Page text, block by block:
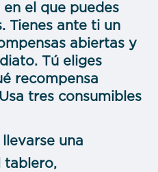
en el que puedes
Tienes ante ti un
abiertas y
Tú eliges
recompensa
tres consumibles
una
tablero,